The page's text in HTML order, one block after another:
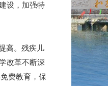
设，加强特
高。残疾儿
改革不断深
费教育，保